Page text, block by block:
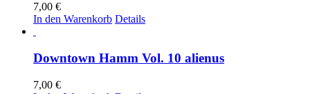
7,00 €
In den Warenkorb Details
Downtown Hamm Vol. 10 alienus
7,00 €